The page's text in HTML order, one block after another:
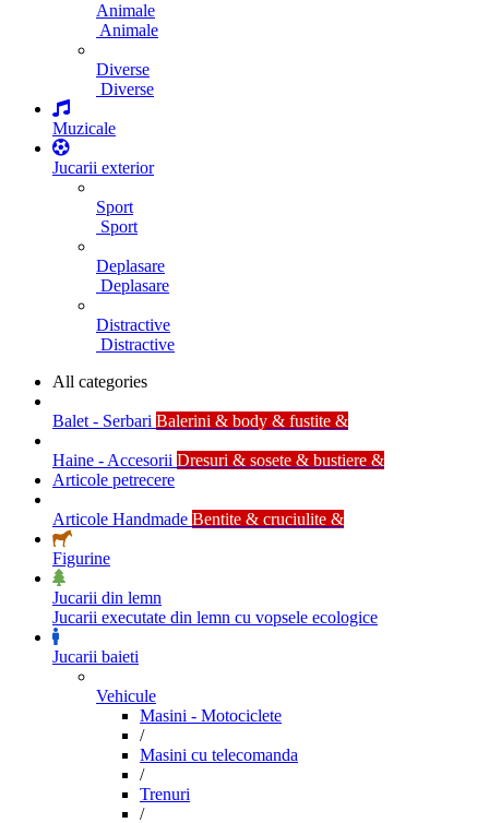
Animale
Animale
Diverse
Diverse
Muzicale
Jucarii exterior
Sport
Sport
Deplasare
Deplasare
Distractive
Distractive
All categories
Balet - Serbari Balerini & body & fustite &
Haine - Accesorii Dresuri & sosete & bustiere &
Articole petrecere
Articole Handmade Bentite & cruciulite &
Figurine
Jucarii din lemn
Jucarii executate din lemn cu vopsele ecologice
Jucarii baieti
Vehicule
Masini - Motociclete
/
Masini cu telecomanda
/
Trenuri
/